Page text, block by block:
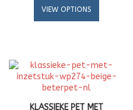
VIEW OPTIONS
KLASSIEKE PET MET